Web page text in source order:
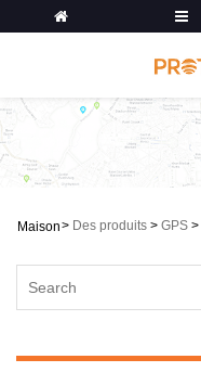
Maison> Des produits > GPS >